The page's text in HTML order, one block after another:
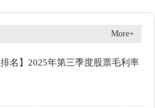
More+
名】2025年第三季度股票毛利率